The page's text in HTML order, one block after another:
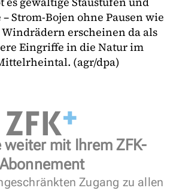
Strom-Bojen ohne Pausen wie
erscheinen da als
Eingriffe in die Natur im
(agr/dpa)
weiter mit Ihrem ZFK-
Abonnement
Zugang zu allen